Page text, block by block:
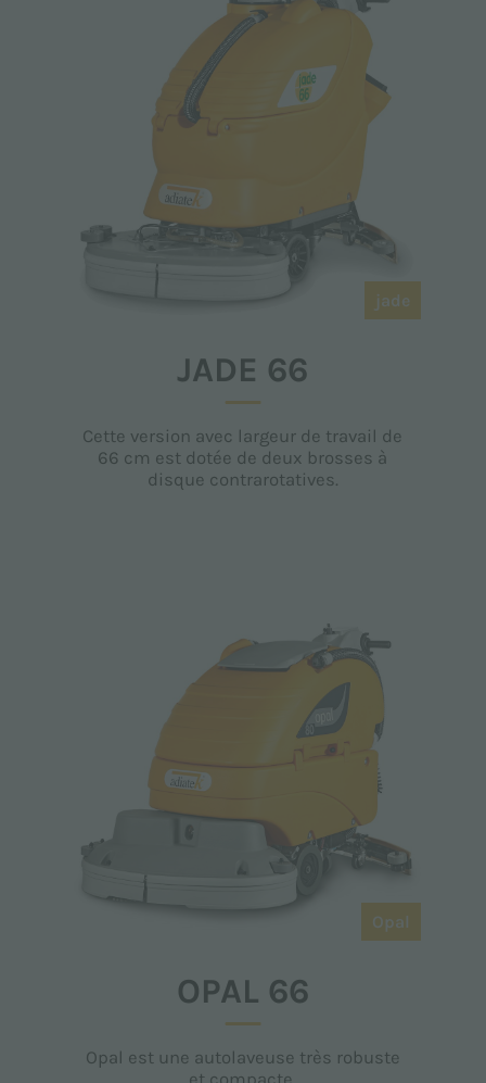
jade
JADE 66
Cette version avec largeur de travail de
66 cm est dotée de deux brosses à
disque contrarotatives.
Opal
OPAL 66
Opal est une autolaveuse très robuste
et compacte.